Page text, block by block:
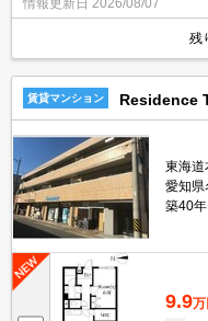
情報更新日 2026/08/07
残
賃貸マンション Residence
東海道
愛知県
築40年
9.9万